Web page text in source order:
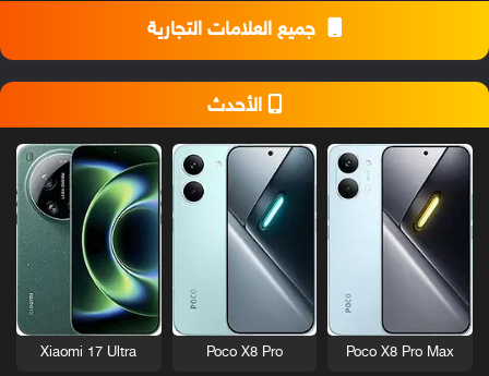
جميع العلامات التجارية
الأحدث
Poco X8 Pro Max
Poco X8 Pro
Xiaomi 17 Ultra